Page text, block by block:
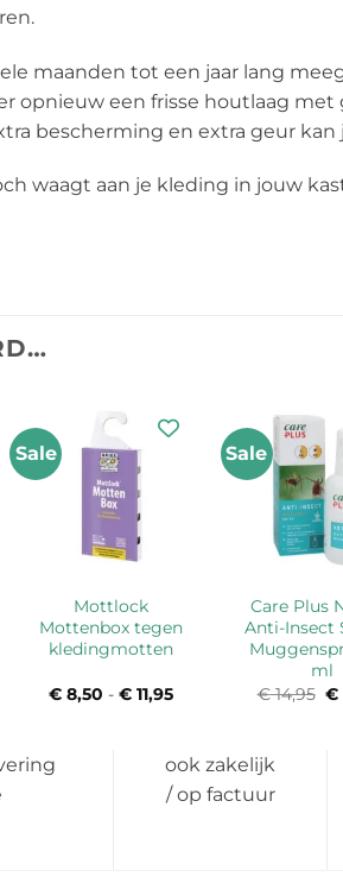
maanden tot een jaar lang
opnieuw een frisse houtlaag
bescherming en extra geur
waagt aan je kleding in jouw
Sale
Mottlock
Mottenbox tegen
kledingmotten
€ 8,50 - € 11,95 Prijsklasse:
Sale
Care Plus
Anti-Insect
ml
€14,95 €
ook zakelijk
/ op factuur